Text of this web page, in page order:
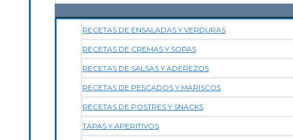
RECETAS DE ENSALADAS Y VERDURAS
RECETAS DE CREMAS Y SOPAS
RECETAS DE SALSAS Y ADEREZOS
RECETAS DE PESCADOS Y MARISCOS
RECETAS DE POSTRES Y SNACKS
TAPAS Y APERITIVOS